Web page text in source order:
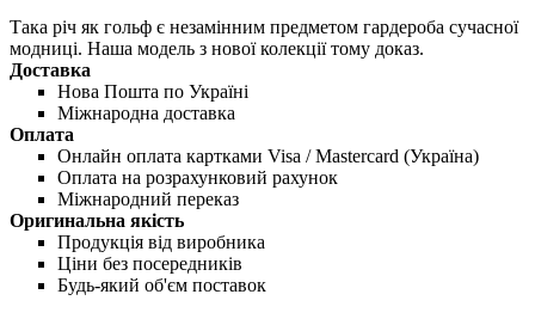
Така річ як гольф є незамінним предметом гардероба сучасної
модниці. Наша модель з нової колекції тому доказ.
Доставка
Нова Пошта по Україні
Міжнародна доставка
Оплата
Онлайн оплата картками Visa / Mastercard (Україна)
Оплата на розрахунковий рахунок
Міжнародний переказ
Оригинальна якість
Продукція від виробника
Ціни без посередників
Будь-який об'єм поставок